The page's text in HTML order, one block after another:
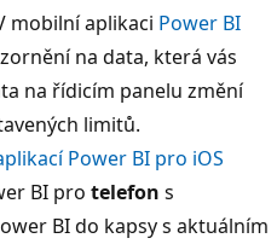
mobilní aplikaci Power BI
na data, která vás
na řídicím panelu změní
limitů.
Power BI pro iOS
BI pro telefon s
BI do kapsy s aktuálním